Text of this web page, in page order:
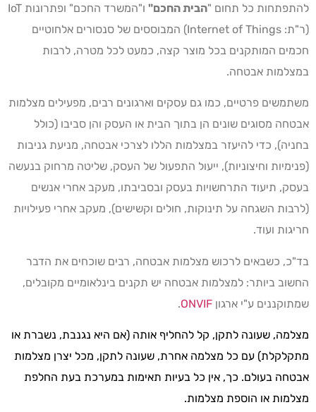
להתפתחות כל תחום "הבית החכם"
ו"המשרד החכם" ופתרונות IoT
(ר"ת: Internet of Things) המבוססים של סנסורים אלחוטיים
חכמים המותקנים בכל מוצר קצה, כמעט לכל מטרה, לרבות
במצלמות אבטחה.
משתמשים פרטיים, כמו גם עסקים וארגונים רבים, מפעילים מצלמות
אבטחה מסוגים שונים הן בתוך הבית או העסק והן סביבו (כולל
בחניה), כדי להיעזר במצלמות הללו לצרכי אבטחה, מניעת גניבות
(פנימיות וחיצוניות), ייעול התפעול של העסק, שליטה מרחוק בנעשה
בעסק, תיעוד התרחשויות בעסק ובסביבתו, מעקב אחרי אנשים
(לרבות השגחה על תינוקות, חולים וקשישים), מעקב אחרי פעילויות
חריגות ועוד.
בד"כ, כשבאים לרכוש מצלמות אבטחה, רבים שוכחים את הדבר
החשוב ביותר: למצלמות אבטחה יש תקנים בינלאומיים מקובלים,
שמתוקננים ע"י ארגון ONVIF
.
מצלמה, שעונה לתקן, קל להחליף אותה (אם היא נגנבת, נשברת או
מתקלקלת) עם כל מצלמה אחרת, שעונה לתקן, מכל יצרן מצלמות
אבטחה בעולם. כך, אין כל בעיות תאימות במערכת בעת החלפת
מצלמות או הוספת מצלמות.